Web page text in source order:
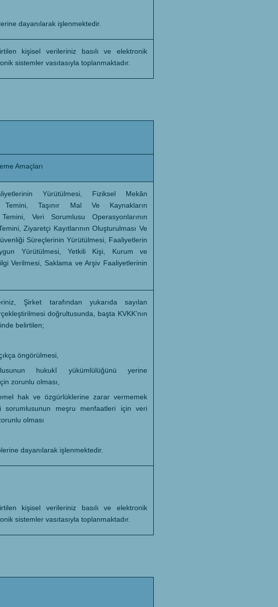
dayanılarak işlenmektedir.
kişisel verileriniz basılı ve elektronik
sistemler vasıtasıyla toplanmaktadır.
Amaçları
Yürütülmesi, Fiziksel Mekân
Temini, Taşınır Mal Ve Kaynakların
Veri Sorumlusu Operasyonlarının
Ziyaretçi Kayıtlarının Oluşturulması Ve
Süreçlerinin Yürütülmesi, Faaliyetlerin
Yürütülmesi, Yetkili Kişi, Kurum ve
Verilmesi, Saklama ve Arşiv Faaliyetlerinin
Şirket tarafından yukarıda sayılan
doğrultusunda, başta KVKK’nın
belirtilen;
öngörülmesi,
hukukî yükümlülüğünü yerine
zorunlu olması,
hak ve özgürlüklerine zarar vermemek
sorumlusunun meşru menfaatleri için veri
olması
dayanılarak işlenmektedir.
kişisel verileriniz basılı ve elektronik
sistemler vasıtasıyla toplanmaktadır.